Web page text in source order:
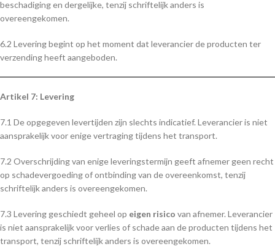
beschadiging en dergelijke, tenzij schriftelijk anders is
overeengekomen.
6.2 Levering begint op het moment dat leverancier de producten ter
verzending heeft aangeboden.
Artikel 7: Levering
7.1 De opgegeven levertijden zijn slechts indicatief. Leverancier is niet
aansprakelijk voor enige vertraging tijdens het transport.
7.2 Overschrijding van enige leveringstermijn geeft afnemer geen recht
op schadevergoeding of ontbinding van de overeenkomst, tenzij
schriftelijk anders is overeengekomen.
7.3 Levering geschiedt geheel op eigen risico van afnemer. Leverancier
is niet aansprakelijk voor verlies of schade aan de producten tijdens het
transport, tenzij schriftelijk anders is overeengekomen.